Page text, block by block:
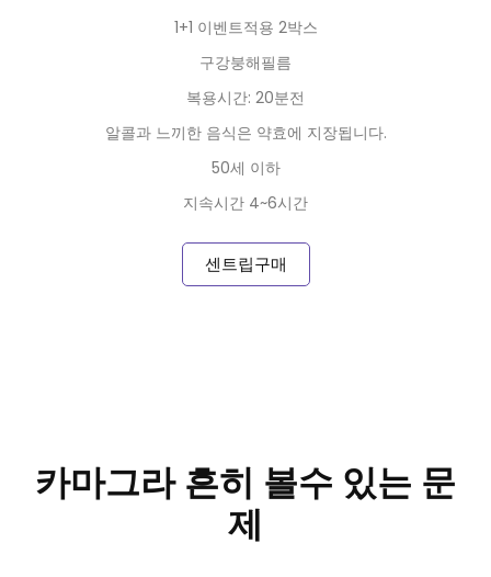
1+1 이벤트적용 2박스
구강붕해필름
복용시간: 20분전
알콜과 느끼한 음식은 약효에 지장됩니다.
50세 이하
지속시간 4~6시간
센트립구매
카마그라 흔히 볼수 있는 문
제